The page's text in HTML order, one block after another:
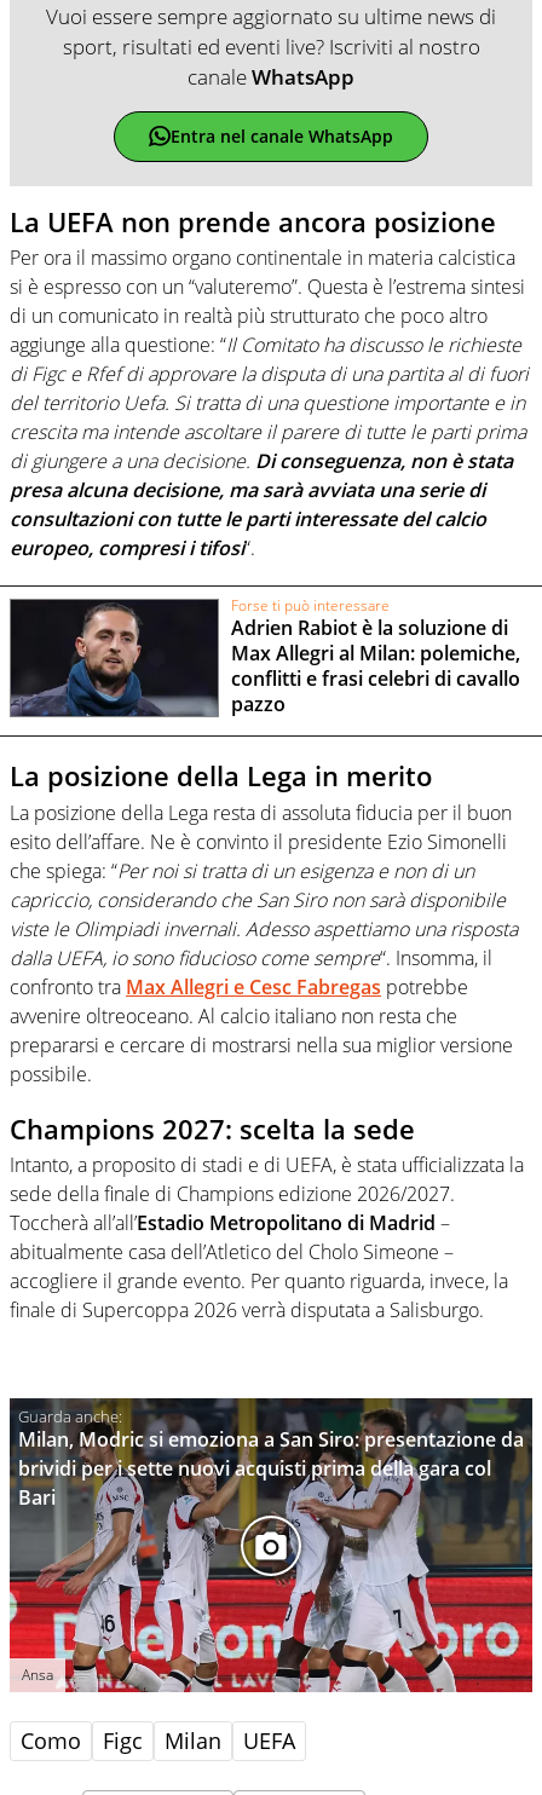
Vuoi essere sempre aggiornato su ultime news di
sport, risultati ed eventi live? Iscriviti al nostro
canaleWhatsApp
Entra nel canale WhatsApp
La UEFA non prende ancora posizione
Per ora il massimo organo continentale in materia calcistica
si è espresso con un “valuteremo”. Questa è l’estrema sintesi
di un comunicato in realtà più strutturato che poco altro
aggiunge alla questione: “Il Comitato ha discusso le richieste
di Figc e Rfef di approvare la disputa di una partita al di fuori
del territorio Uefa. Si tratta di una questione importante e in
crescita ma intende ascoltare il parere di tutte le parti prima
di giungere a una decisione. Di conseguenza, non è stata
presa alcuna decisione, ma sarà avviata una serie di
consultazioni con tutte le parti interessate del calcio
europeo, compresi i tifosi“.
Forse ti può interessare
Adrien Rabiot è la soluzione di
Max Allegri al Milan: polemiche,
conflitti e frasi celebri di cavallo
pazzo
La posizione della Lega in merito
La posizione della Lega resta di assoluta fiducia per il buon
esito dell’affare. Ne è convinto il presidente Ezio Simonelli
che spiega: “Per noi si tratta di un esigenza e non di un
capriccio, considerando che San Siro non sarà disponibile
viste le Olimpiadi invernali. Adesso aspettiamo una risposta
dalla UEFA, io sono fiducioso come sempre“. Insomma, il
confronto tra Max Allegri e Cesc Fabregas potrebbe
avvenire oltreoceano. Al calcio italiano non resta che
prepararsi e cercare di mostrarsi nella sua miglior versione
possibile.
Champions 2027: scelta la sede
Intanto, a proposito di stadi e di UEFA, è stata ufficializzata la
sede della finale di Champions edizione 2026/2027.
Toccherà all’all’Estadio Metropolitano di Madrid –
abitualmente casa dell’Atletico del Cholo Simeone –
accogliere il grande evento. Per quanto riguarda, invece, la
finale di Supercoppa 2026 verrà disputata a Salisburgo.
Milan, Modric si emoziona a San Siro: presentazione da
brividi per i sette nuovi acquisti prima della gara col
Bari
Ansa
Como Figc Milan UEFA